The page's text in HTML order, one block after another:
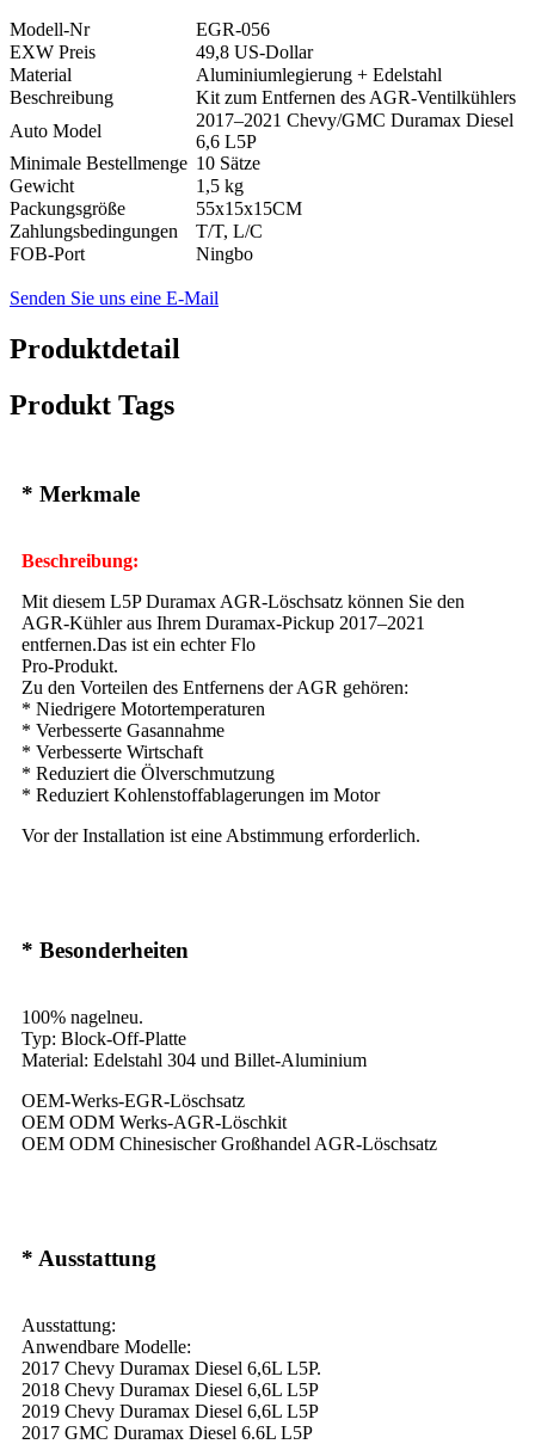
Modell-Nr
EGR-056
EXW Preis
49,8 US-Dollar
Material
Aluminiumlegierung + Edelstahl
Beschreibung
Kit zum Entfernen des AGR-Ventilkühlers
Auto Model
2017–2021 Chevy/GMC Duramax Diesel
6,6 L5P
Minimale Bestellmenge 10 Sätze
Gewicht
1,5 kg
Packungsgröße
55x15x15CM
Zahlungsbedingungen
T/T, L/C
FOB-Port
Ningbo
Senden Sie uns eine E-Mail
Produktdetail
Produkt Tags
* Merkmale
Beschreibung:
Mit diesem L5P Duramax AGR-Löschsatz können Sie den
AGR-Kühler aus Ihrem Duramax-Pickup 2017–2021
entfernen.Das ist ein echter Flo
Pro-Produkt.
Zu den Vorteilen des Entfernens der AGR gehören:
* Niedrigere Motortemperaturen
* Verbesserte Gasannahme
* Verbesserte Wirtschaft
* Reduziert die Ölverschmutzung
* Reduziert Kohlenstoffablagerungen im Motor
Vor der Installation ist eine Abstimmung erforderlich.
* Besonderheiten
100% nagelneu.
Typ: Block-Off-Platte
Material: Edelstahl 304 und Billet-Aluminium
OEM-Werks-EGR-Löschsatz
OEM ODM Werks-AGR-Löschkit
OEM ODM Chinesischer Großhandel AGR-Löschsatz
* Ausstattung
Ausstattung:
Anwendbare Modelle:
2017 Chevy Duramax Diesel 6,6L L5P.
2018 Chevy Duramax Diesel 6,6L L5P
2019 Chevy Duramax Diesel 6,6L L5P
2017 GMC Duramax Diesel 6.6L L5P